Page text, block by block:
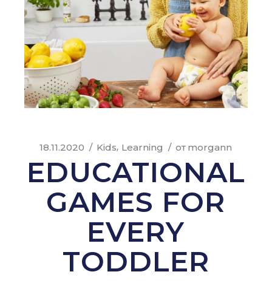
18.11.2020 Kids Learning от morgann
EDUCATIONAL
GAMES FOR
EVERY
TODDLER